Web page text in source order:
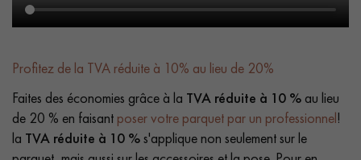
Profitez de la TVA réduite à 10% au lieu de 20%
Faites des économies grâce à la TVA réduite à 10 % au lieu
de 20 % en faisant poser votre parquet par un professionnel!
la TVA réduite à 10 %s'applique non seulement sur le